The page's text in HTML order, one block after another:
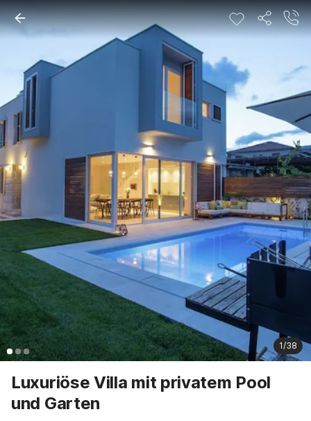
1/38
Luxuriöse Villa mit privatem Pool
und Garten